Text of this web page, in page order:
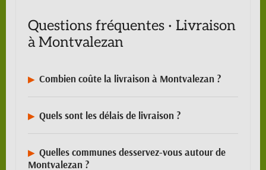
Questions fréquentes · Livraison
à Montvalezan
Combien coûte la livraison à Montvalezan ?
Quels sont les délais de livraison ?
Quelles communes desservez-vous autour de
Montvalezan ?